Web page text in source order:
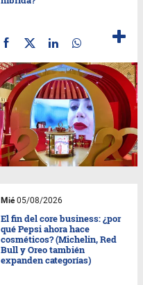
Mié05/08/2026
El fin del core business: ¿por
qué Pepsi ahora hace
cosméticos? (Michelin, Red
Bull y Oreo también
expanden categorías)